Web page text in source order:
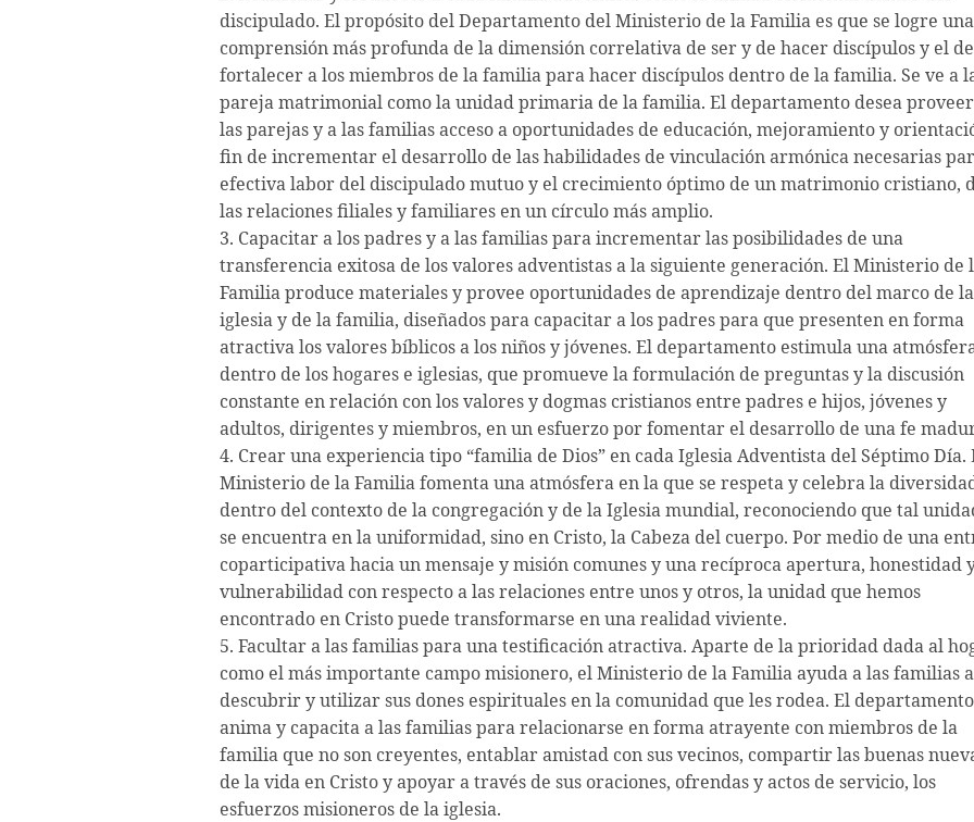
discipulado. El propósito del Departamento del Ministerio de la Familia es que se logre una
comprensión más profunda de la dimensión correlativa de ser y de hacer discípulos y el de
fortalecer a los miembros de la familia para hacer discípulos dentro de la familia. Se ve a
pareja matrimonial como la unidad primaria de la familia. El departamento desea
las parejas y a las familias acceso a oportunidades de educación, mejoramiento y
fin de incrementar el desarrollo de las habilidades de vinculación armónica necesarias
efectiva labor del discipulado mutuo y el crecimiento óptimo de un matrimonio cristiano,
las relaciones filiales y familiares en un círculo más amplio.
3. Capacitar a los padres y a las familias para incrementar las posibilidades de una
transferencia exitosa de los valores adventistas a la siguiente generación. El Ministerio de
Familia produce materiales y provee oportunidades de aprendizaje dentro del marco de la
iglesia y de la familia, diseñados para capacitar a los padres para que presenten en forma
atractiva los valores bíblicos a los niños y jóvenes. El departamento estimula una
dentro de los hogares e iglesias, que promueve la formulación de preguntas y la discusión
constante en relación con los valores y dogmas cristianos entre padres e hijos, jóvenes y
adultos, dirigentes y miembros, en un esfuerzo por fomentar el desarrollo de una fe
4. Crear una experiencia tipo “familia de Dios” en cada Iglesia Adventista del Séptimo Día.
Ministerio de la Familia fomenta una atmósfera en la que se respeta y celebra la
dentro del contexto de la congregación y de la Iglesia mundial, reconociendo que tal
se encuentra en la uniformidad, sino en Cristo, la Cabeza del cuerpo. Por medio de una
coparticipativa hacia un mensaje y misión comunes y una recíproca apertura, honestidad
vulnerabilidad con respecto a las relaciones entre unos y otros, la unidad que hemos
encontrado en Cristo puede transformarse en una realidad viviente.
5. Facultar a las familias para una testificación atractiva. Aparte de la prioridad dada al
como el más importante campo misionero, el Ministerio de la Familia ayuda a las familias a
descubrir y utilizar sus dones espirituales en la comunidad que les rodea. El departamento
anima y capacita a las familias para relacionarse en forma atrayente con miembros de la
familia que no son creyentes, entablar amistad con sus vecinos, compartir las buenas
de la vida en Cristo y apoyar a través de sus oraciones, ofrendas y actos de servicio, los
esfuerzos misioneros de la iglesia.